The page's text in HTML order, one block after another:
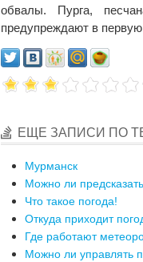
обвалы. Пурга,
предупреждают в
ЕЩЕ ЗАПИСИ ПО
Мурманск
Можно ли
Что такое погода!
Откуда приходит
Где работают
Можно ли управлять